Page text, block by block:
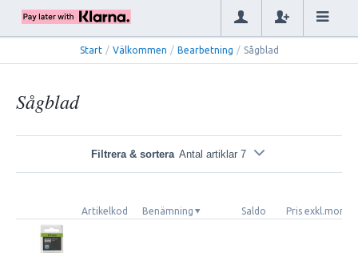
Start / Välkommen / Bearbetning / Sågblad
Sågblad
Filtrera & sortera Antal artiklar 7
Artikelkod Benämning Saldo Pris exkl.moms